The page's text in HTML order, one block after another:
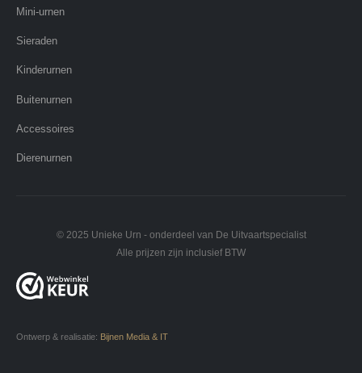
Mini-urnen
Sieraden
Kinderurnen
Buitenurnen
Accessoires
Dierenurnen
© 2025 Unieke Urn - onderdeel van De Uitvaartspecialist
Alle prijzen zijn inclusief BTW
Ontwerp & realisatie: Bijnen Media & IT